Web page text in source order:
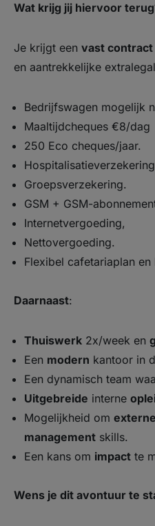
Wat krijg jij hiervoor
Je krijgt een vast contract
en aantrekkelijke
Bedrijfswagen mogelijk
Maaltijdcheques €8/dag
250 Eco cheques/jaar.
Hospitalisatieverzekering
Groepsverzekering.
GSM + GSM-
Internetvergoeding,
Nettovergoeding.
Flexibel cafetariaplan
Daarnaast:
Thuiswerk 2x/week en
Een modern kantoor in
Een dynamisch team
Uitgebreide interne
Mogelijkheid om externe
management skills.
Een kans om impact te
Wens je dit avontuur te